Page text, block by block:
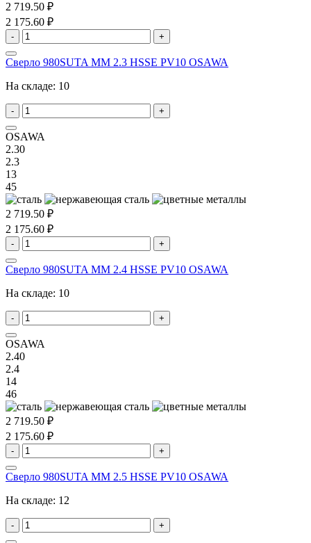
2 719.50 ₽
2 175.60 ₽
- +
Сверло 980SUTA MM 2.3 HSSE PV10 OSAWA
На складе: 10
- +
OSAWA
2.30
2.3
13
45
2 719.50 ₽
2 175.60 ₽
- +
Сверло 980SUTA MM 2.4 HSSE PV10 OSAWA
На складе: 10
- +
OSAWA
2.40
2.4
14
46
2 719.50 ₽
2 175.60 ₽
- +
Сверло 980SUTA MM 2.5 HSSE PV10 OSAWA
На складе: 12
- +